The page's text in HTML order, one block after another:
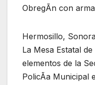
ObregÃn con
Hermosillo,
La Mesa Estatal
elementos de la
PolicÃa Municipal